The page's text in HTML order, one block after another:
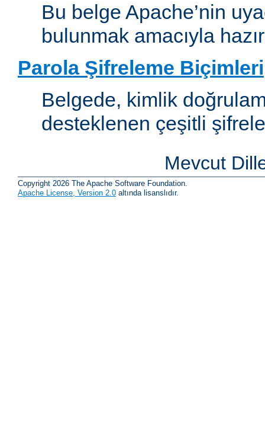
Bu belge Apache’nin
bulunmak amacıyla
Parola Şifreleme Biçimleri
Belgede, kimlik
desteklenen çeşitli
Mevcut
Copyright 2026 The Apache Software Foundation.
Apache License, Version 2.0 altında lisanslıdır.